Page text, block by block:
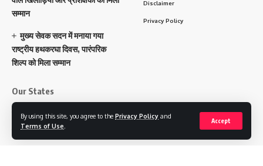
By using this site, you agree to the Privacy Policy and
Terms of Use
Accept
सम्मान
मुख्य सेवक सदन में मनाया गया
राष्ट्रीय हथकरघा दिवस, पारंपरिक
शिल्प को मिला सम्मान
Disclaimer
Privacy Policy
Our States
पंजाब
हरियाणा